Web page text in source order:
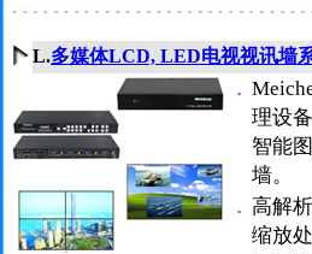
L.多媒体LCD, LED电视视讯墙
．
理设
智能
墙。
． 高解
缩放